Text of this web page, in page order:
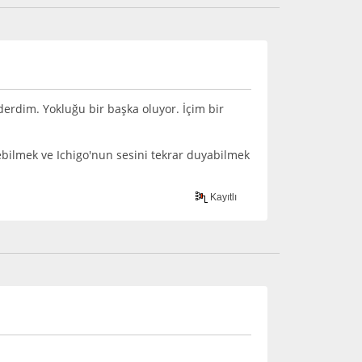
Yokluğu bir başka oluyor. İçim bir
ve Ichigo'nun sesini tekrar duyabilmek
Kayıtlı